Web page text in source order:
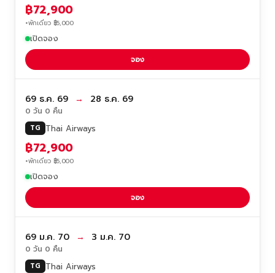
฿72,900
+พักเดี่ยว ฿5,000
เปิดจอง
จอง
69 ธ.ค. 69 → 28 ธ.ค. 69
0 วัน 0 คืน
TG Thai Airways
฿72,900
+พักเดี่ยว ฿5,000
เปิดจอง
จอง
69 ม.ค. 70 → 3 ม.ค. 70
0 วัน 0 คืน
TG Thai Airways